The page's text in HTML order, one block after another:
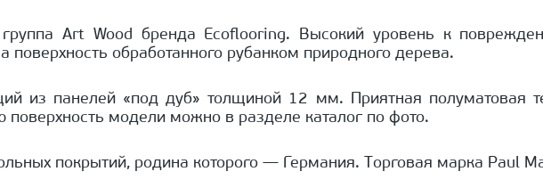
группа Art Wood бренда Ecoflooring. Высокий уровень к
поверхность обработанного рубанком природного дерева.
из панелей «под дуб» толщиной 12 мм. Приятная полуматовая
модели можно в разделе каталог по фото.
покрытий, родина которого — Германия. Торговая марка Paul